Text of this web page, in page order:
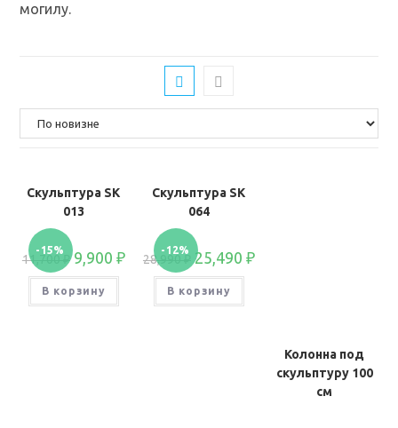
могилу.
-15%
Скульптура SK
013
11,700 ₽ 9,900 ₽
В корзину
-12%
Скульптура SK
064
28,990 25,490 ₽
В корзину
Колонна под
скульптуру 100
см